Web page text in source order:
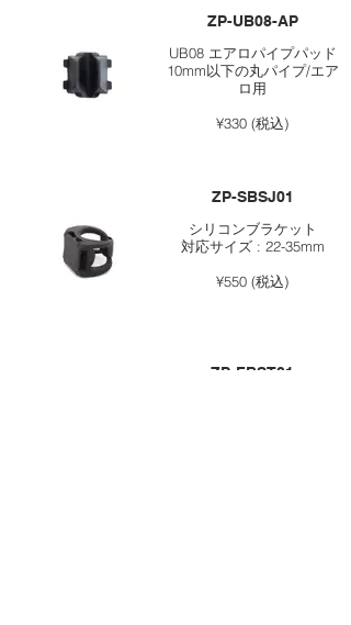
ZP-UB08-AP
UB08 エアロパイプパッド
10mm以下の丸パイプ/エア
ロ用
¥330 (税込)
ZP-SBSJ01
シリコンブラケット
対応サイズ : 22-35mm
¥550 (税込)
ZP-FBST01